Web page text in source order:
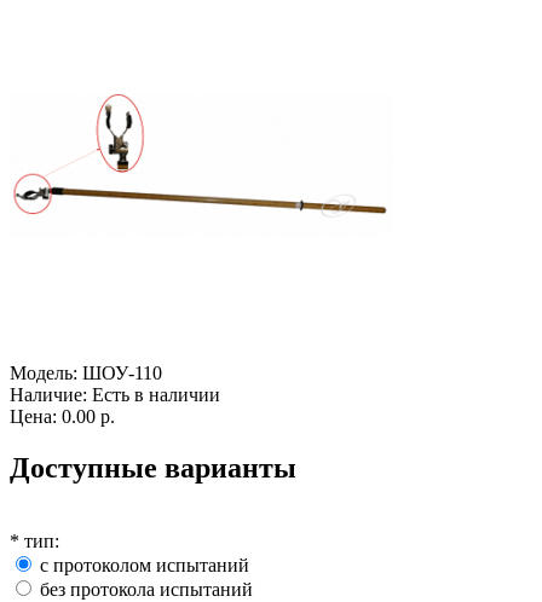
Модель: ШОУ-110
Наличие: Есть в наличии
Цена: 0.00 р.
Доступные варианты
* тип:
с протоколом испытаний
без протокола испытаний